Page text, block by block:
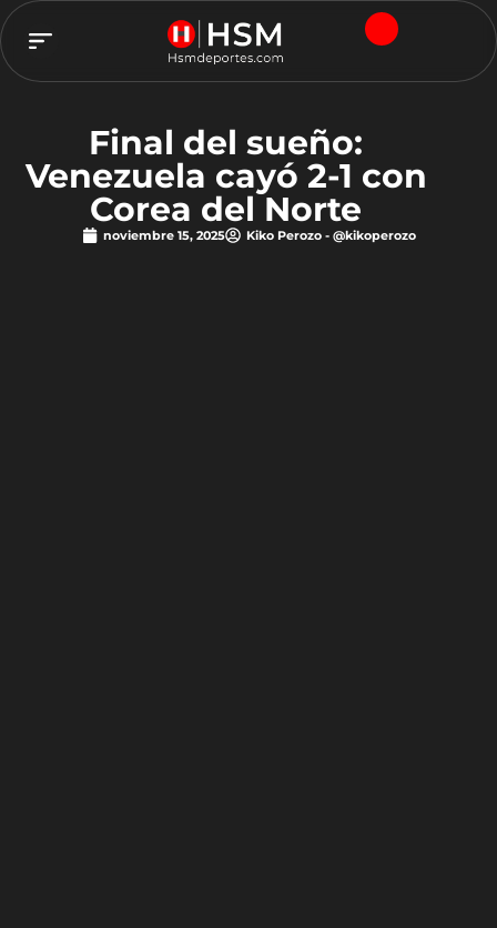
Final del sueño:
Venezuela cayó 2-1 con
Corea del Norte
noviembre 15, 2025 Kiko Perozo - @kikoperozo